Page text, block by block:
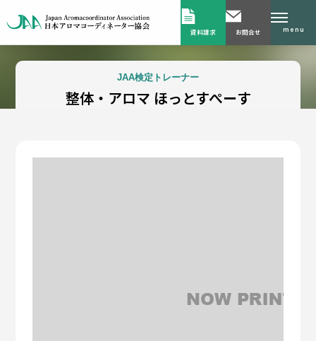
資料請求 お問合せ menu
JAA検定トレーナー
整体・アロマ ほっとすぺーす